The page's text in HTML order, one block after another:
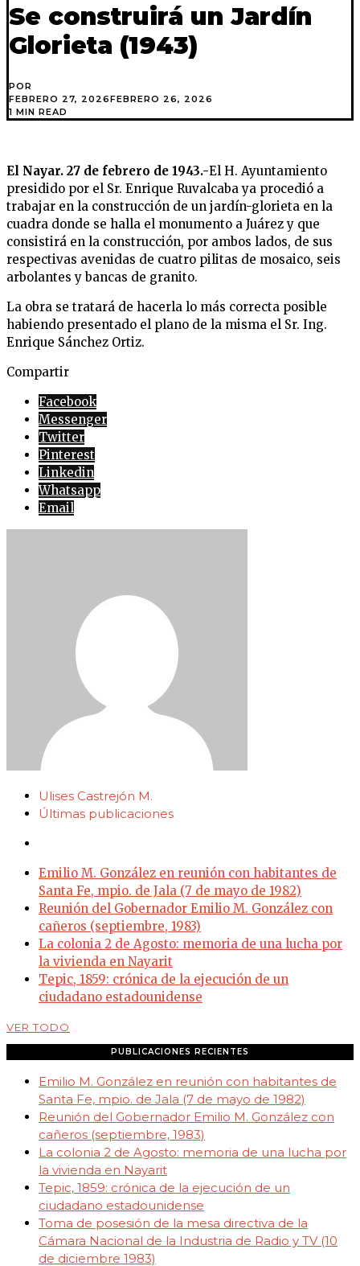
Se construirá un Jardín
Glorieta (1943)
POR
FEBRERO 27, 2026FEBRERO 26, 2026
1 MIN READ
El Nayar. 27 de febrero de 1943.-El H. Ayuntamiento
presidido por el Sr. Enrique Ruvalcaba ya procedió a
trabajar en la construcción de un jardín-glorieta en la
cuadra donde se halla el monumento a Juárez y que
consistirá en la construcción, por ambos lados, de sus
respectivas avenidas de cuatro pilitas de mosaico, seis
arbolantes y bancas de granito.
La obra se tratará de hacerla lo más correcta posible
habiendo presentado el plano de la misma el Sr. Ing.
Enrique Sánchez Ortiz.
Compartir
Facebook
Messenger
Twitter
Pinterest
Linkedin
Whatsapp
Email
Ulises Castrejón M.
Últimas publicaciones
Emilio M. González en reunión con habitantes de
Santa Fe, mpio. de Jala (7 de mayo de 1982)
Reunión del Gobernador Emilio M. González con
cañeros (septiembre, 1983)
La colonia 2 de Agosto: memoria de una lucha por
la vivienda en Nayarit
Tepic, 1859: crónica de la ejecución de un
ciudadano estadounidense
VER TODO
PUBLICACIONES RECIENTES
Emilio M. González en reunión con habitantes de
Santa Fe, mpio. de Jala (7 de mayo de 1982)
Reunión del Gobernador Emilio M. González con
cañeros (septiembre, 1983)
La colonia 2 de Agosto: memoria de una lucha por
la vivienda en Nayarit
Tepic, 1859: crónica de la ejecución de un
ciudadano estadounidense
Toma de posesión de la mesa directiva de la
Cámara Nacional de la Industria de Radio y TV (10
de diciembre 1983)